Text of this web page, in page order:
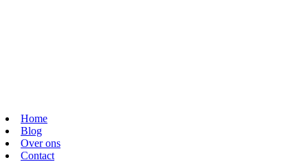
Home
Blog
Over ons
Contact